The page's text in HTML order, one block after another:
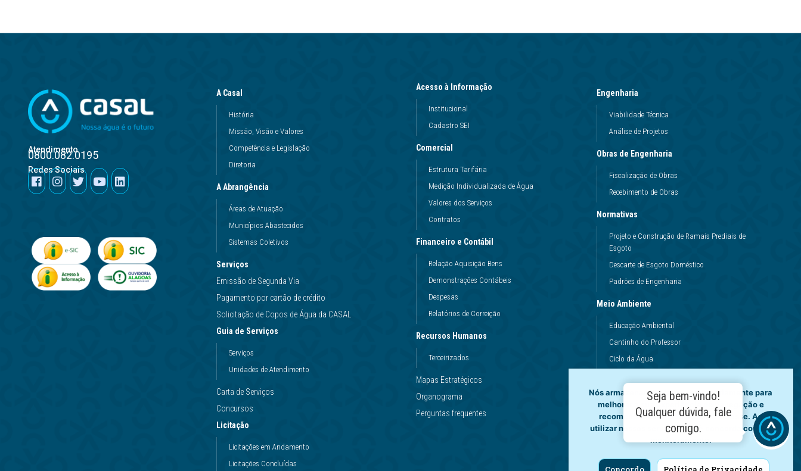
Atendimento
0800.082.0195
Redes Sociais
A Casal
História
Missão, Visão e Valores
Competência e Legislação
Diretoria
A Abrangência
Áreas de Atuação
Municípios Abastecidos
Sistemas Coletivos
Serviços
Emissão de Segunda Via
Pagamento por cartão de crédito
Solicitação de Copos de Água da CASAL
Guia de Serviços
Serviços
Unidades de Atendimento
Carta de Serviços
Concursos
Licitação
Licitações em Andamento
Licitações Concluídas
Acesso à Informação
Institucional
Cadastro SEI
Comercial
Estrutura Tarifária
Medição Individualizada de Água
Valores dos Serviços
Contratos
Financeiro e Contábil
Relação Aquisição Bens
Demonstrações Contábeis
Despesas
Relatórios de Correição
Recursos Humanos
Terceirizados
Mapas Estratégicos
Organograma
Perguntas frequentes
Engenharia
Viabilidade Técnica
Análise de Projetos
Obras de Engenharia
Fiscalização de Obras
Recebimento de Obras
Normativas
Projeto e Construção de Ramais Prediais de
Esgoto
Descarte de Esgoto Doméstico
Padrões de Engenharia
Meio Ambiente
Educação Ambiental
Cantinho do Professor
Ciclo da Água
Dinâmicas da Escola
Princípios de Higiene
Utilização da Água
Fale Conosco
Nós armazenamos dados temporariamente para
melhorar a sua experiência de navegação e
recomendar conteúdo de seu interesse. Ao
utilizar nossos serviços, você concorda com tal
Seja bem-vindo!
Qualquer dúvida, fale
comigo.